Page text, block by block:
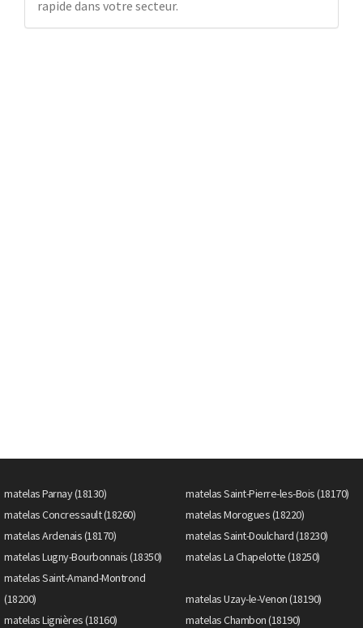
rapide dans votre secteur.
matelas Parnay (18130)
matelas Saint-Pierre-les-Bois (18170)
matelas Concressault (18260)
matelas Morogues (18220)
matelas Ardenais (18170)
matelas Saint-Doulchard (18230)
matelas Lugny-Bourbonnais (18350)
matelas La Chapelotte (18250)
matelas Saint-Amand-Montrond
(18200)
matelas Uzay-le-Venon (18190)
matelas Lignières (18160)
matelas Chambon (18190)